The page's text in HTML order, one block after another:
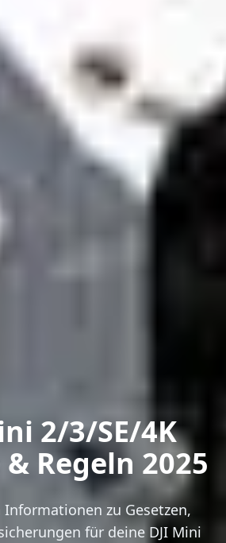
2/3/SE/4K
& Regeln 2025
Informationen zu Gesetzen,
für deine DJI Mini